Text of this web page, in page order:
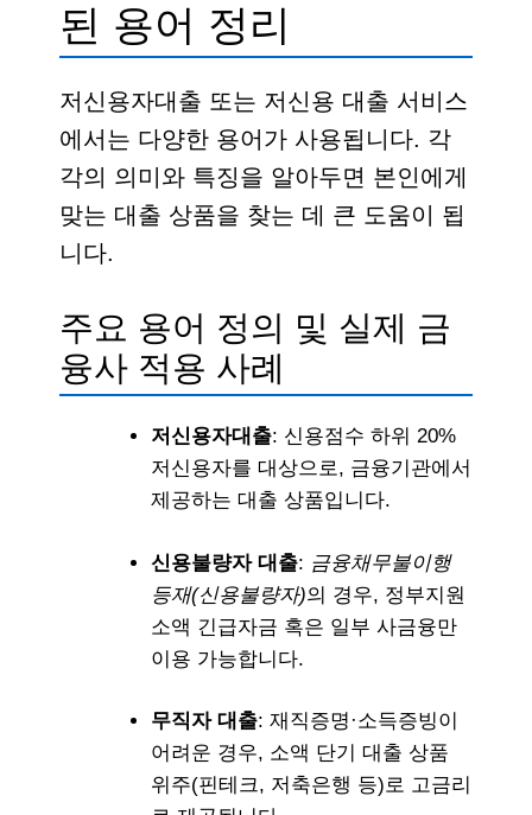
된 용어 정리
저신용자대출 또는 저신용 대출 서비스
에서는 다양한 용어가 사용됩니다. 각
각의 의미와 특징을 알아두면 본인에게
맞는 대출 상품을 찾는 데 큰 도움이 됩
니다.
주요 용어 정의 및 실제 금
융사 적용 사례
저신용자대출: 신용점수 하위 20%
저신용자를 대상으로, 금융기관에서
제공하는 대출 상품입니다.
신용불량자 대출: 금융채무불이행
등재(신용불량자)의 경우, 정부지원
소액 긴급자금 혹은 일부 사금융만
이용 가능합니다.
무직자 대출: 재직증명·소득증빙이
어려운 경우, 소액 단기 대출 상품
위주(핀테크, 저축은행 등)로 고금리